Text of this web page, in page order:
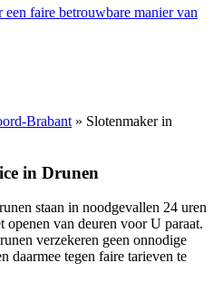
faire betrouwbare manier van
Brabant » Slotenmaker in
in Drunen
staan in noodgevallen 24 uren
van deuren voor U paraat.
verzekeren geen onnodige
daarmee tegen faire tarieven te